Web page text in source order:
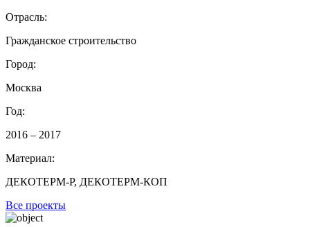
Отрасль:
Гражданское строительство
Город:
Москва
Год:
2016 – 2017
Материал:
ДЕКОТЕРМ-Р, ДЕКОТЕРМ-КОП
Все проекты